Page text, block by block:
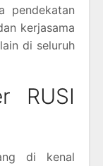
pendekatan
kerjasama
di seluruh
RUSI
di kenal